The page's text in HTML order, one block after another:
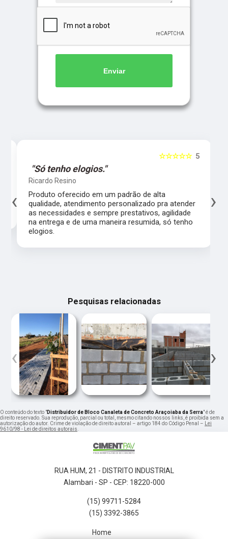
Enviar
5
☆☆☆☆☆
"Só tenho elogios."
Ricardo Resino
Produto oferecido em um padrão de alta
qualidade, atendimento personalizado pra atender
as necessidades e sempre prestativos, agilidade
na entrega e de uma maneira resumida, só tenho
elogios.
‹ ›
Pesquisas relacionadas
‹ ›
O conteúdo do texto "Distribuidor de Bloco Canaleta de Concreto Araçoiaba da Serra" é de
direito reservado. Sua reprodução, parcial ou total, mesmo citando nossos links, é proibida sem a
autorização do autor. Crime de violação de direito autoral – artigo 184 do Código Penal – Lei
9610/98 - Lei de direitos autorais.
RUA HUM, 21 - DISTRITO INDUSTRIAL
Alambari - SP - CEP: 18220-000
(15) 99711-5284
(15) 3392-3865
Home